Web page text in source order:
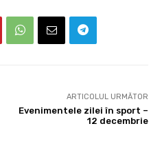
ARTICOLUL URMĂTOR
Evenimentele zilei în sport –
12 decembrie